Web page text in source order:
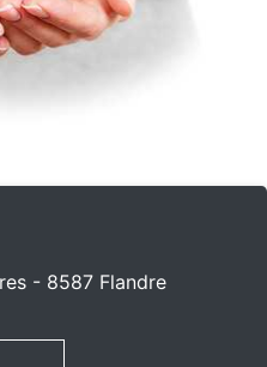
- 8587 Flandre